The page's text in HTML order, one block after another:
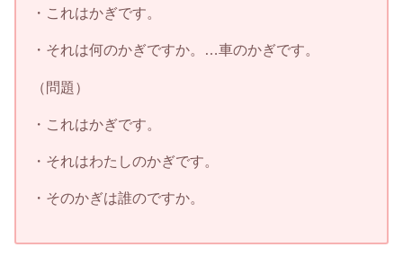
・これはかぎです。
・それは何のかぎですか。…車のかぎです。
（問題）
・これはかぎです。
・それはわたしのかぎです。
・そのかぎは誰のですか。